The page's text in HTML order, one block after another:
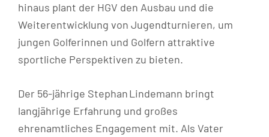
hinaus plant der HGV den Ausbau und die
Weiterentwicklung von Jugendturnieren, um
jungen Golferinnen und Golfern attraktive
sportliche Perspektiven zu bieten.
Der 56-jährige Stephan Lindemann bringt
langjährige Erfahrung und großes
ehrenamtliches Engagement mit. Als Vater